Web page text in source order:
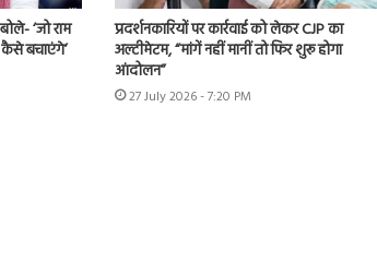
‘जो राम
कैसे बचाएंगे’
प्रदर्शनकारियों पर कार्रवाई को लेकर CJP का
अल्टीमेटम, “मांगें नहीं मानीं तो फिर शुरू होगा
आंदोलन”
27 July 2026 - 7:20 PM